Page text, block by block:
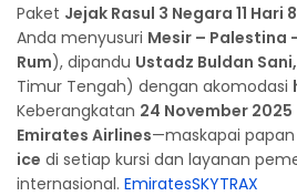
Paket Jejak Rasul 3 Negara 11 Hari
Anda menyusuri Mesir – Palestina
Rum), dipandu Ustadz Buldan Sani,
Timur Tengah) dengan akomodasi
Keberangkatan 24 November 2025
Emirates Airlines—maskapai
ice di setiap kursi dan layanan
internasional. EmiratesSKYTRAX